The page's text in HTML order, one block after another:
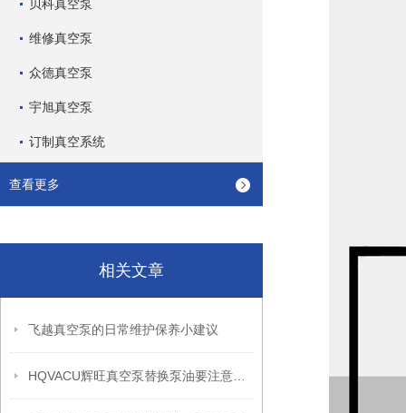
贝科真空泵
维修真空泵
众德真空泵
宇旭真空泵
订制真空系统
查看更多
相关文章
飞越真空泵的日常维护保养小建议